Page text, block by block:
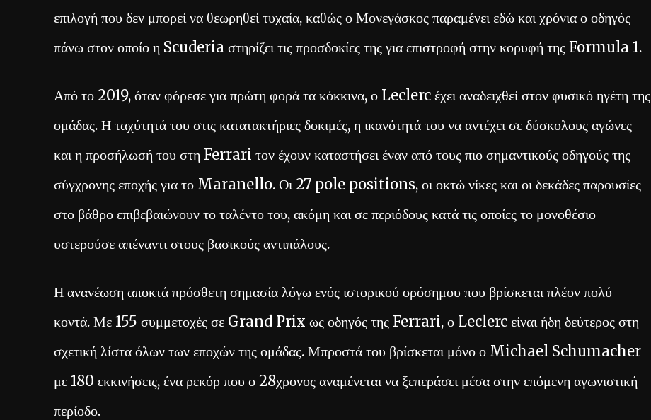
επιλογή που δεν μπορεί να θεωρηθεί τυχαία, καθώς ο Μονεγάσκος παραμένει εδώ και χρόνια ο οδηγός
πάνω στον οποίο η Scuderia στηρίζει τις προσδοκίες της για επιστροφή στην κορυφή της Formula 1.
Από το 2019, όταν φόρεσε για πρώτη φορά τα κόκκινα, ο Leclerc έχει αναδειχθεί στον φυσικό ηγέτη της
ομάδας. Η ταχύτητά του στις κατατακτήριες δοκιμές, η ικανότητά του να αντέχει σε δύσκολους αγώνες
και η προσήλωσή του στη Ferrari τον έχουν καταστήσει έναν από τους πιο σημαντικούς οδηγούς της
σύγχρονης εποχής για το Maranello. Οι 27 pole positions, οι οκτώ νίκες και οι δεκάδες παρουσίες
στο βάθρο επιβεβαιώνουν το ταλέντο του, ακόμη και σε περιόδους κατά τις οποίες το μονοθέσιο
υστερούσε απέναντι στους βασικούς αντιπάλους.
Η ανανέωση αποκτά πρόσθετη σημασία λόγω ενός ιστορικού ορόσημου που βρίσκεται πλέον πολύ
κοντά. Με 155 συμμετοχές σε Grand Prix ως οδηγός της Ferrari, ο Leclerc είναι ήδη δεύτερος στη
σχετική λίστα όλων των εποχών της ομάδας. Μπροστά του βρίσκεται μόνο ο Michael Schumacher
με 180 εκκινήσεις, ένα ρεκόρ που ο 28χρονος αναμένεται να ξεπεράσει μέσα στην επόμενη αγωνιστική
περίοδο.